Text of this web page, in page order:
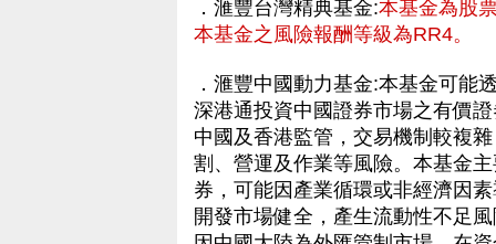
．滙豐台灣精典基金:本基金為股
本基金之風險報酬等級為RR4。
．滙豐中國動力基金:本基金可能
深港通投資中國證券市場之有價
中國及香港監管，交易機制較複
割、營運及作業等風險。本基金
券，可能因產業循環或非經濟因
開發市場健全，產生流動性不足